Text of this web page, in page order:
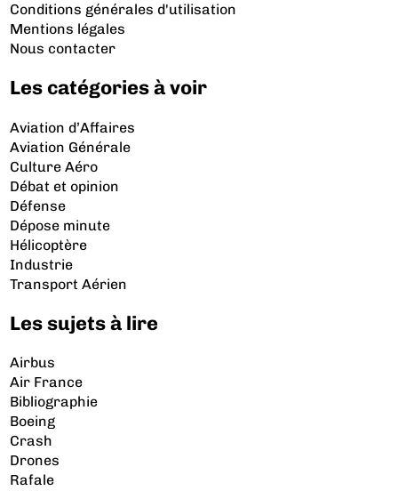
Conditions générales d'utilisation
Mentions légales
Nous contacter
Les catégories à voir
Aviation d’Affaires
Aviation Générale
Culture Aéro
Débat et opinion
Défense
Dépose minute
Hélicoptère
Industrie
Transport Aérien
Les sujets à lire
Airbus
Air France
Bibliographie
Boeing
Crash
Drones
Rafale